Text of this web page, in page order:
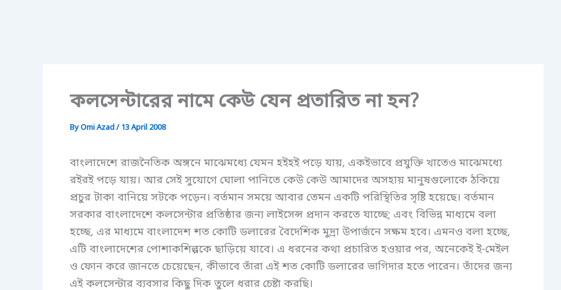
কলসেন্টারের নামে কেউ যেন প্রতারিত না হন?
ByOmi Azad/13 April 2008
বাংলাদেশে রাজনৈতিক অঙ্গনে মাঝেমধ্যে যেমন হইহই পড়ে যায়, একইভাবে প্রযুক্তি খাতেও মাঝেমধ্যে
রইরই পড়ে যায়। আর সেই সুযোগে ঘোলা পানিতে কেউ কেউ আমাদের অসহায় মানুষগুলোকে ঠকিয়ে
প্রচুর টাকা বানিয়ে সটকে পড়েন। বর্তমান সময়ে আবার তেমন একটি পরিস্থিতির সৃষ্টি হয়েছে। বর্তমান
সরকার বাংলাদেশে কলসেন্টার প্রতিষ্ঠার জন্য লাইসেন্স প্রদান করতে যাচ্ছে; এবং বিভিন্ন মাধ্যমে বলা
হচ্ছে, এর মাধ্যমে বাংলাদেশ শত কোটি ডলারের বৈদেশিক মুদ্রা উপার্জনে সক্ষম হবে। এমনও বলা হচ্ছে,
এটি বাংলাদেশের পোশাকশিল্পকে ছাড়িয়ে যাবে। এ ধরনের কথা প্রচারিত হওয়ার পর, অনেকেই ই-মেইল
ও ফোন করে জানতে চেয়েছেন, কীভাবে তাঁরা এই শত কোটি ডলারের ভাগিদার হতে পারেন। তাঁদের জন্য
এই কলসেন্টার ব্যবসার কিছু দিক তুলে ধরার চেষ্টা করছি।